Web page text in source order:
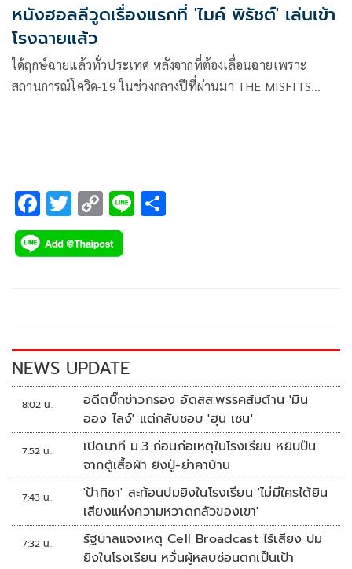
หนังฮอลลีวูดเรื่องแรกที่ 'ไมค์ พิรัชต์' เล่นเข้า
โรงฉายแล้ว
ได้ฤกษ์ฉายแล้วทั่วประเทศ หลังจากที่ต้องเลื่อนฉายเพราะ
สถานการณ์โควิด-19 ในช่วงกลางปีที่ผ่านมา THE MISFITS
F
ac
e
k
T
wi
tt
C
o
p
k
Li
NEWS UPDATE
8:02 น.
อดีตบิ๊กข่าวกรอง อัดสส.พรรคส้มต้าน 'มิน
ออง ไลง์' แต่กลับชอบ 'ฮุน เซน'
7:52 น.
เปิดนาที ม.3 ก่อนก่อเหตุในโรงเรียน หยิบปืน
จากตู้เสื้อผ้า ยิงปู่-ย่าคาบ้าน
7:43 น.
'ป้าทิชา' สะท้อนปมยิงในโรงเรียน 'ไม่มีใครได้ยิน
เสียงแห่งความหวาดกลัวของเขา'
7:32 น.
รัฐบาลแจงเหตุ Cell Broadcast ไร้เสียง ปม
ยิงในโรงเรียน หวั่นผู้หลบซ่อนตกเป็นเป้า